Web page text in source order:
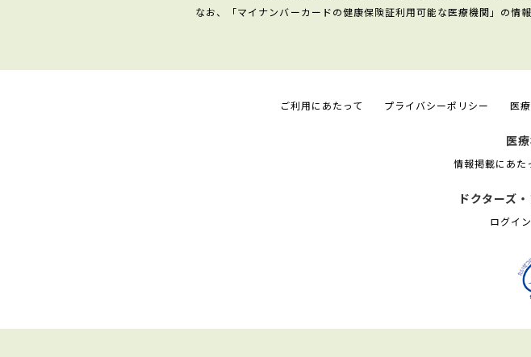
なお、「マイナンバーカードの健康保険証利用可能な医療機関」の情
ご利用にあたって プライバシーポリシー 医
医
情報掲載にあた
ドクターズ
ログイン